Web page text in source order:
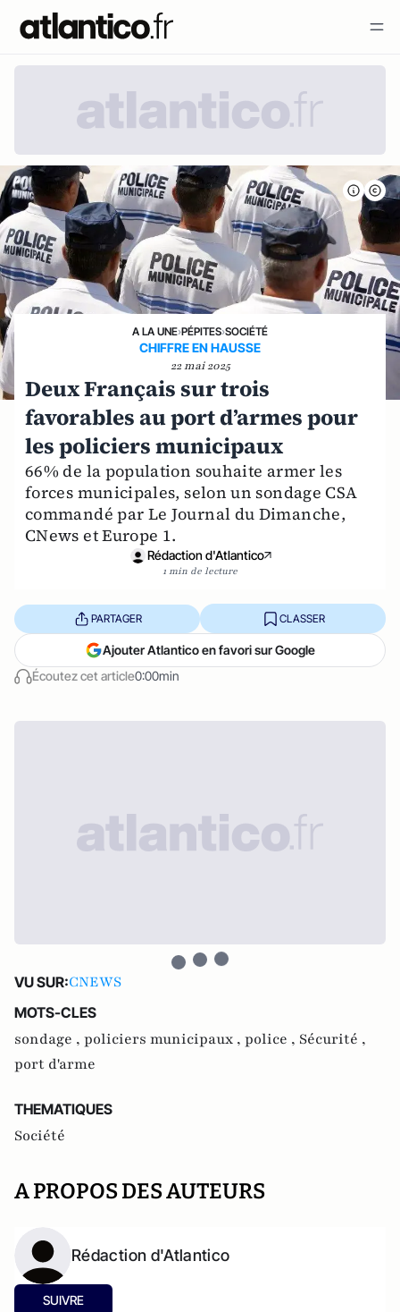
A LA UNE›PÉPITES›SOCIÉTÉ
CHIFFRE EN HAUSSE
22 mai 2025
Deux Français sur trois
favorables au port d’armes pour
les policiers municipaux
66% de la population souhaite armer les
forces municipales, selon un sondage CSA
commandé par Le Journal du Dimanche,
CNews et Europe 1.
Rédaction d'Atlantico
1 min de lecture
Écoutez cet article0:00min
PARTAGER CLASSER
Ajouter Atlantico en favori sur Google
VU SUR:CNEWS
MOTS-CLES
sondage , policiers municipaux , police , Sécurité ,
port d'arme
THEMATIQUES
Société
A PROPOS DES AUTEURS
Rédaction d'Atlantico
SUIVRE